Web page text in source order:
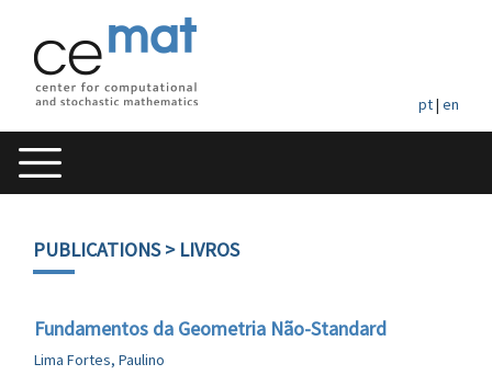
pt| en
PUBLICATIONS> LIVROS
Fundamentos da Geometria Não-Standard
Lima Fortes, Paulino